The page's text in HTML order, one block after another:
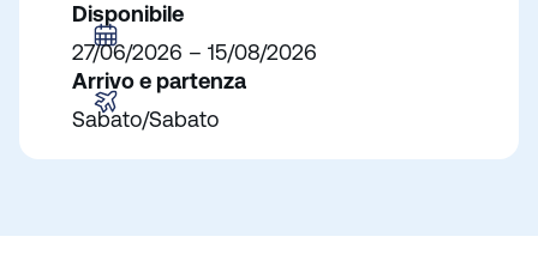
Disponibile
27/06/2026 – 15/08/2026
Arrivo e partenza
Sabato/Sabato